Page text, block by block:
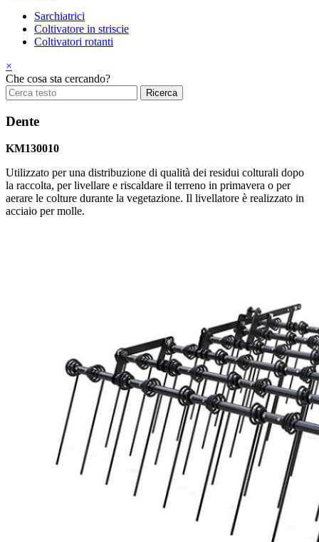
Sarchiatrici
Coltivatore in striscie
Coltivatori rotanti
×
Che cosa sta cercando?
Dente
KM130010
Utilizzato per una distribuzione di qualità dei residui colturali dopo
la raccolta, per livellare e riscaldare il terreno in primavera o per
aerare le colture durante la vegetazione. Il livellatore è realizzato in
acciaio per molle.